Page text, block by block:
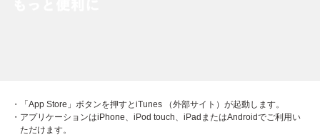
・「App Store」ボタンを押すとiTunes （外部サイト）が起動します。
・アプリケーションはiPhone、iPod touch、iPadまたはAndroidでご利用い
ただけます。